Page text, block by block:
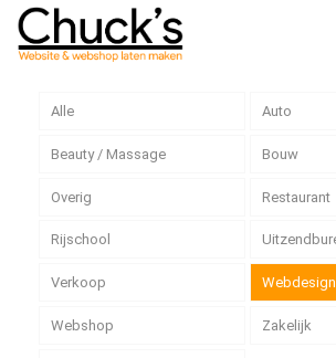
Alle Auto
Beauty / Massage Bouw
Overig Restaurant
Rijschool
Verkoop Webdesign
Webshop Zakelijk